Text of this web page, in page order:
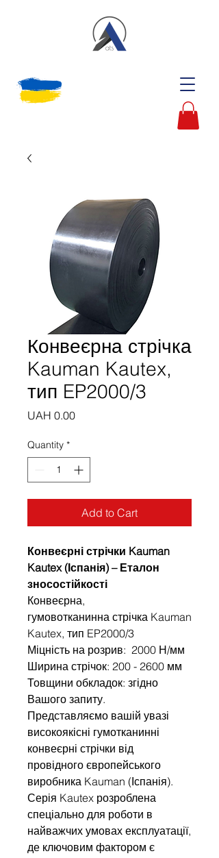
Конвеєрна стрічка
Kauman Kautex,
тип EP2000/3
UAH 0.00Price
Quantity *
Add to Cart
Конвеєрні стрічки Kauman
Kautex (Іспанія) – Еталон
зносостійкості
Конвеєрна,
гумовотканинна стрічка Kauman
Kautex, тип EP2000/3
Міцність на розрив: 2000 Н/мм
Ширина стрічок: 200 - 2600 мм
Товщини обкладок: згідно
Вашого запиту.
Представляємо вашій увазі
високоякісні гумотканинні
конвеєрні стрічки від
провідного європейського
виробника Kauman (Іспанія).
Серія Kautex розроблена
спеціально для роботи в
найважчих умовах експлуатації,
де ключовим фактором є